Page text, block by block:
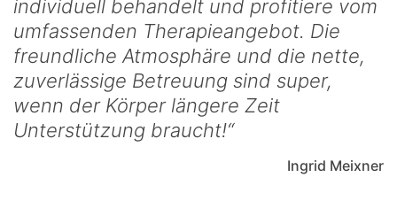
individuell behandelt und profitiere vom
umfassenden Therapieangebot. Die
freundliche Atmosphäre und die nette,
zuverlässige Betreuung sind super,
wenn der Körper längere Zeit
Unterstützung braucht!
Ingrid Meixner